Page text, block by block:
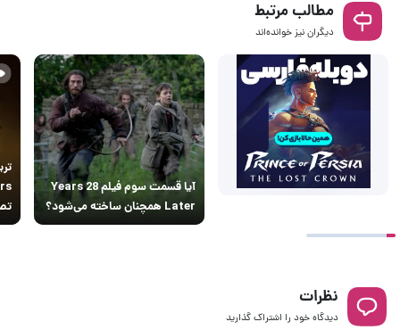
مطالب مرتبط
دیگران نیز خوانده‌اند
آیا قسمت سوم فیلم 28 Years
Later همچنان ساخته می‌شود؟
نظرات
دیدگاه خود را اشتراک گذارید